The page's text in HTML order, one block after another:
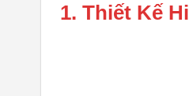
1. Thiết Kế